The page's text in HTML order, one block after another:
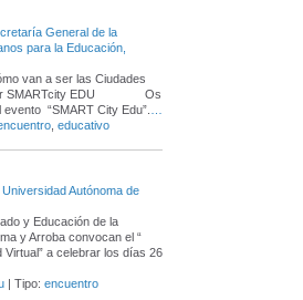
General de la
para la Educación,
van a ser las Ciudades
SMARTcity EDU Os
“SMART City Edu”.
educativo
Universidad Autónoma de
y Educación de la
y Arroba convocan el “​
a celebrar los días 26
| Tipo: encuentro